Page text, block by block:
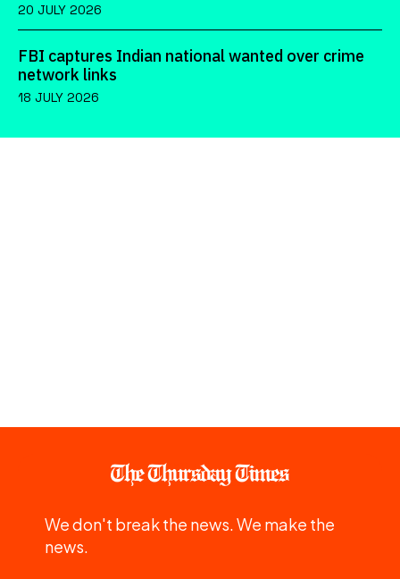
20 JULY 2026
FBI captures Indian national wanted over crime
network links
18 JULY 2026
We don't break the news. We make the
news.